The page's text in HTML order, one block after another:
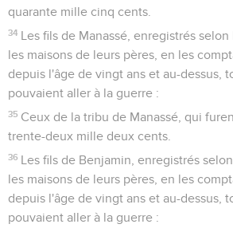
quarante mille cinq cents.
34 Les fils de Manassé, enregistrés
les maisons de leurs pères, en les
depuis l'âge de vingt ans et au-dessus,
pouvaient aller à la guerre :
35 Ceux de la tribu de Manassé, qui
trente-deux mille deux cents.
36 Les fils de Benjamin, enregistrés
les maisons de leurs pères, en les
depuis l'âge de vingt ans et au-dessus,
pouvaient aller à la guerre :